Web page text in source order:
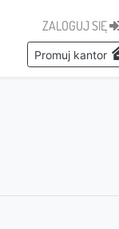
ZALOGUJ SIĘ
Promuj kantor